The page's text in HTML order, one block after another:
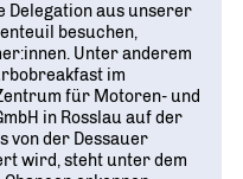
Delegation aus unserer
besuchen,
Unter anderem
im
für Motoren- und
in Rosslau auf der
von der Dessauer
wird, steht unter dem